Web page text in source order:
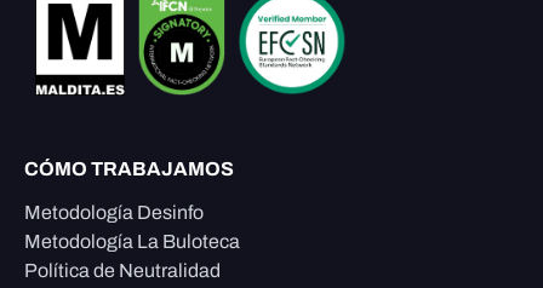
CÓMO TRABAJAMOS
Metodología Desinfo
Metodología La Buloteca
Política de Neutralidad